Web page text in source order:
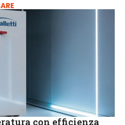
con efficienza